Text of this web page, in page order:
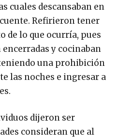
cuales descansaban en
Refirieron tener
de lo que ocurría, pues
y cocinaban
una prohibición
las noches e ingresar a
dijeron ser
consideran que al